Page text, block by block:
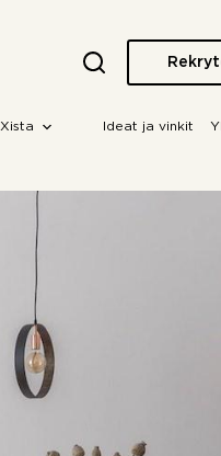
Ideat ja vinkit